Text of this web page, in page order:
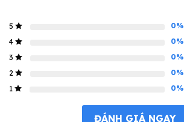
5 0%
4
0%
3
0%
2
0%
1
0%
ĐÁNH GIÁ NGAY